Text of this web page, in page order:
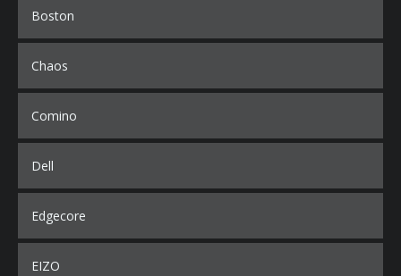
Boston
Chaos
Comino
Dell
Edgecore
EIZO